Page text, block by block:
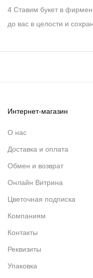
4 Ставим букет в
до вас в целости и
Интернет-магазин
О нас
Доставка и оплата
Обмен и возврат
Онлайн Витрина
Цветочная подписка
Компаниям
Контакты
Реквизиты
Упаковка